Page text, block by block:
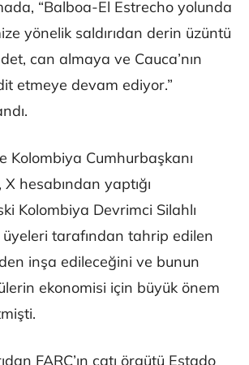
“Balboa-El Estrecho yolunda
yönelik saldırıdan derin üzüntü
can almaya ve Cauca’nın
etmeye devam ediyor.”
Kolombiya Cumhurbaşkanı
hesabından yaptığı
Kolombiya Devrimci Silahlı
üyeleri tarafından tahrip edilen
inşa edileceğini ve bunun
ekonomisi için büyük önem
FARC’ın çatı örgütü Estado